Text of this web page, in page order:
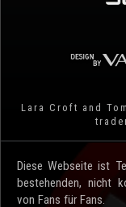
Lara Croft and
Diese Webseite ist
bestehenden, nicht
von Fans für Fans.